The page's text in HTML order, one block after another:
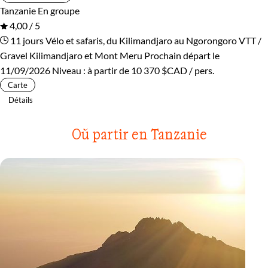
Tanzanie En groupe
4,00 / 5
11 joursVélo et safaris, du Kilimandjaro au NgorongoroVTT /
Gravel Kilimandjaro et Mont Meru Prochain départ le
11/09/2026 Niveau : à partir de 10 370 $CAD / pers.
Carte
Détails
Où partir en Tanzanie